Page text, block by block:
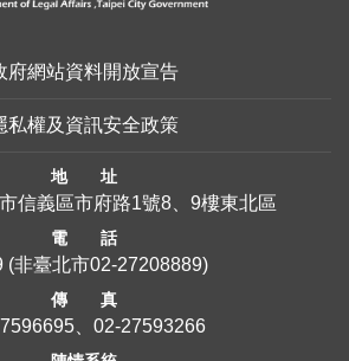
府網站資料開放宣告
私權及資訊安全政策
地 址
信義區市府路1號8、9樓東北區
電 話
(非臺北市02-27208889)
傳 真
、02-27593266